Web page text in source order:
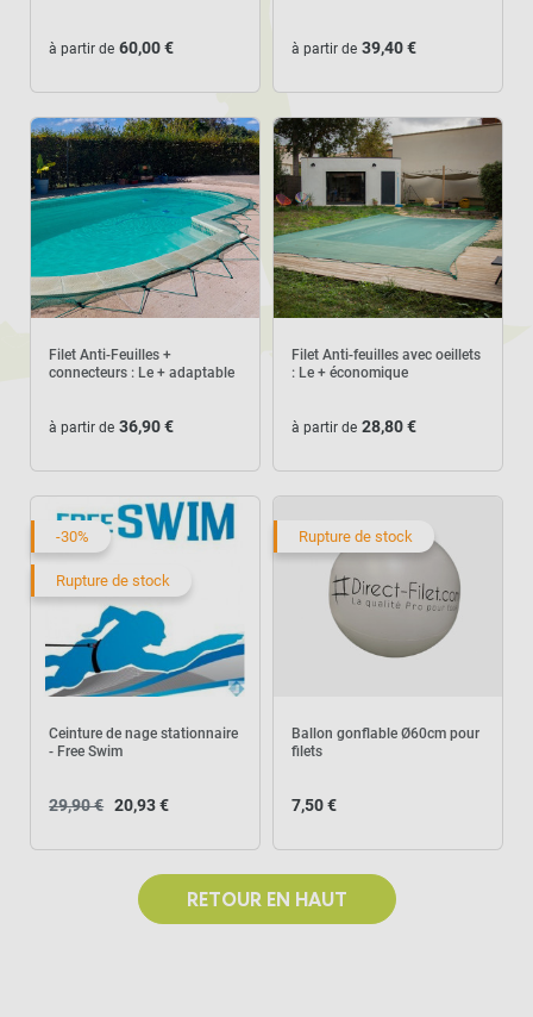
à partir de 60,00 € à partir de 39,40 €
Filet Anti-Feuilles +
connecteurs : Le + adaptable
à partir de 36,90 €
Filet Anti-feuilles avec oeillets
: Le + économique
à partir de 28,80 €
-30%
Rupture de stock
Ceinture de nage stationnaire
- Free Swim
29,90 € 20,93 €
Rupture de stock
Ballon gonflable Ø60cm pour
filets
7,50 €
RETOUR EN HAUT